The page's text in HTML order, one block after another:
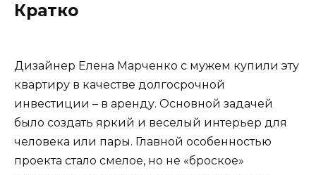
Кратко
Дизайнер Елена Марченко с мужем купили эту
квартиру в качестве долгосрочной
инвестиции – в аренду. Основной задачей
было создать яркий и веселый интерьер для
человека или пары. Главной особенностью
проекта стало смелое, но не «броское»